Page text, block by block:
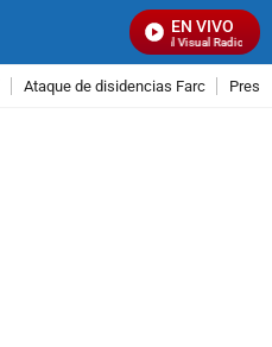
EN VIVO
Señal Visual Radio
Ataque de disidencias Farc